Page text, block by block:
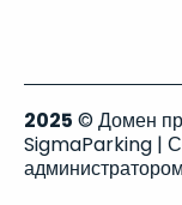
2025 © Домен
SigmaParking |